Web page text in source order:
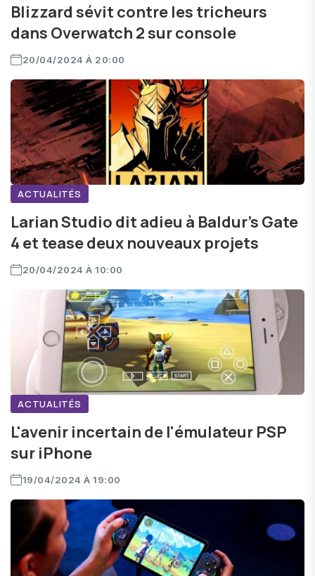
Blizzard sévit contre les tricheurs
dans Overwatch 2 sur console
20/04/2024 À 20:00
ACTUALITÉS
Larian Studio dit adieu à Baldur's Gate
4 et tease deux nouveaux projets
20/04/2024 À 10:00
ACTUALITÉS
L'avenir incertain de l'émulateur PSP
sur iPhone
19/04/2024 À 19:00